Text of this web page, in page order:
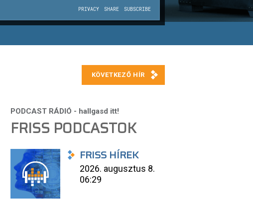
FRISS PODCASTOK
FRISS HÍREK
2026. augusztus 8.
06:29